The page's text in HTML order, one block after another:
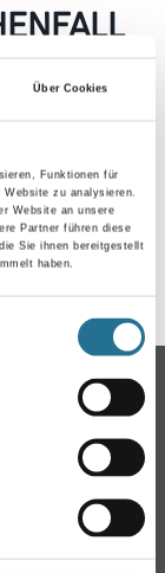
Über Cookies
Funktionen für
zu analysieren.
Website an unsere
Partner führen diese
Sie ihnen bereitgestellt
haben.
Lösung und
beheben.
Online-Shop